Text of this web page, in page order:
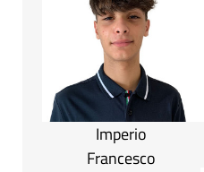
Imperio
Francesco